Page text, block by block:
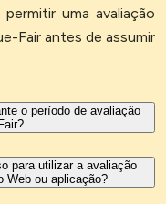
uma avaliação
Fair antes de assumir
o período de avaliação
para utilizar a avaliação
Web ou aplicação?